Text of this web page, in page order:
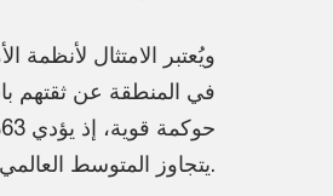
في المنطقة عن ثقتهم
يتجاوز المتوسط العالمي.